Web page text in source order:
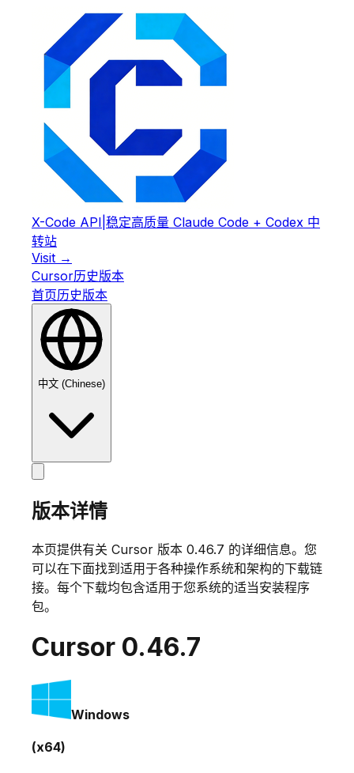
X-Code API 稳定高质量 Claude Code + Codex 中
转站
Visit →
Cursor历史版本
首页历史版本
中文 (Chinese)
版本详情
本页提供有关 Cursor 版本 0.46.7 的详细信息。您
可以在下面找到适用于各种操作系统和架构的下载链
接。每个下载均包含适用于您系统的适当安装程序
包。
Cursor 0.46.7
Windows
(x64)